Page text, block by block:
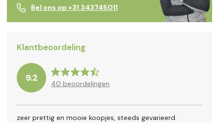
Bel ons op +31 343745011
Klantbeoordeling
9.2
40 beoordelingen
zeer prettig en mooie koopjes, steeds gevarieerd.